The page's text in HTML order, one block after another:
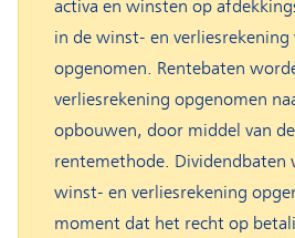
activa en winsten op
in de winst- en verliesrekening
opgenomen. Rentebaten
verliesrekening opgenomen
opbouwen, door middel van
rentemethode. Dividendbaten
winst- en verliesrekening
moment dat het recht op